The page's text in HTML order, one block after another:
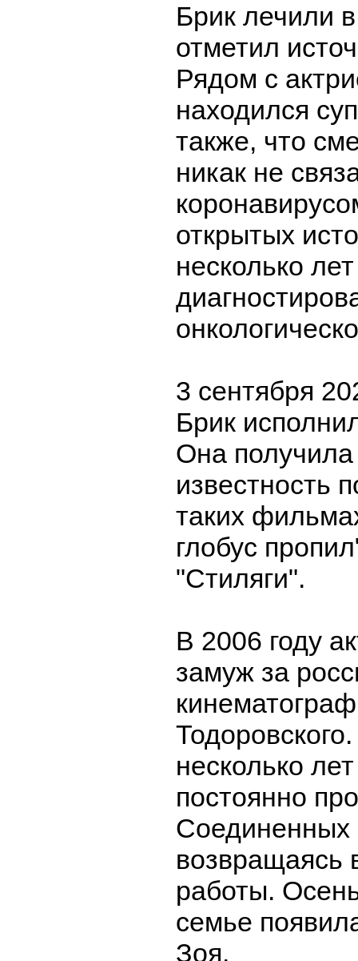
Брик лечили
отметил
Рядом с
находился
также, что
никак не
открытых
несколько
3 сентября
Брик
Она
известность
таких
глобус
"Стиляги".
В 2006 году
замуж за
несколько
постоянно
Соединенных
работы.
семье
Зоя.